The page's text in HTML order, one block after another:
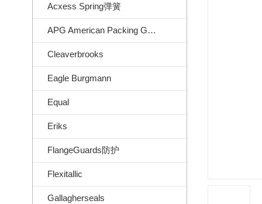
Acxess Spring弹簧
APG American Packing Gasket
Cleaverbrooks
Eagle Burgmann
Equal
Eriks
FlangeGuards防护
Flexitallic
Gallagherseals